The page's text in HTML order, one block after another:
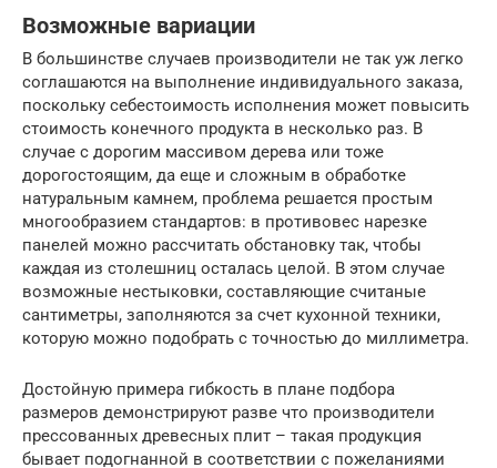
Возможные вариации
В большинстве случаев производители не так уж легко
соглашаются на выполнение индивидуального заказа,
поскольку себестоимость исполнения может повысить
стоимость конечного продукта в несколько раз. В
случае с дорогим массивом дерева или тоже
дорогостоящим, да еще и сложным в обработке
натуральным камнем, проблема решается простым
многообразием стандартов: в противовес нарезке
панелей можно рассчитать обстановку так, чтобы
каждая из столешниц осталась целой. В этом случае
возможные нестыковки, составляющие считаные
сантиметры, заполняются за счет кухонной техники,
которую можно подобрать с точностью до миллиметра.
Достойную примера гибкость в плане подбора
размеров демонстрируют разве что производители
прессованных древесных плит – такая продукция
бывает подогнанной в соответствии с пожеланиями